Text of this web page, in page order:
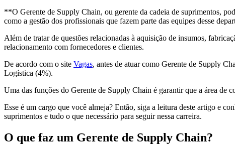
**O Gerente de Supply Chain, ou gerente da cadeia de suprimentos,
como a gestão dos profissionais que fazem parte das equipes desse
Além de tratar de questões relacionadas à aquisição de insumos,
relacionamento com fornecedores e clientes.
De acordo com o site Vagas, antes de atuar como Gerente de Supply
Logística (4%).
Uma das funções do Gerente de Supply Chain é garantir que a área de
Esse é um cargo que você almeja? Então, siga a leitura deste artigo e
suprimentos e tudo o que necessário para seguir nessa carreira.
O que faz um Gerente de Supply Chain?